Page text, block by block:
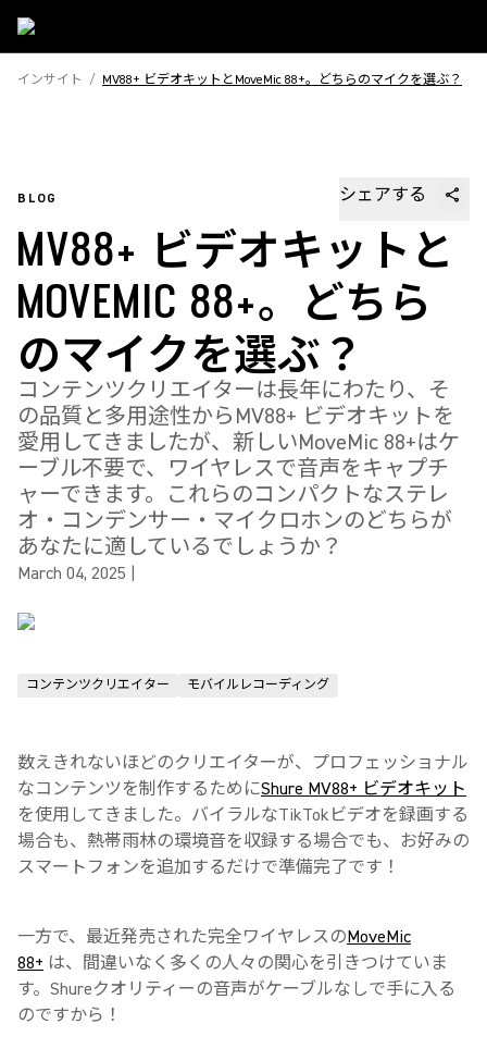
インサイト / MV88+ ビデオキットとMoveMic 88+。どちらのマイクを選ぶ？
BLOG シェアする
MV88+ ビデオキットと
MOVEMIC 88+。どちら
のマイクを選ぶ？
コンテンツクリエイターは長年にわたり、そ
の品質と多用途性からMV88+ ビデオキットを
愛用してきましたが、新しいMoveMic 88+はケ
ーブル不要で、ワイヤレスで音声をキャプチ
ャーできます。これらのコンパクトなステレ
オ・コンデンサー・マイクロホンのどちらが
あなたに適しているでしょうか？
March 04, 2025
コンテンツクリエイター モバイルレコーディング
数えきれないほどのクリエイターが、プロフェッショナル
なコンテンツを制作するためにShure MV88+ ビデオキット
を使用してきました。バイラルなTikTokビデオを録画する
場合も、熱帯雨林の環境音を収録する場合でも、お好みの
スマートフォンを追加するだけで準備完了です！
一方で、最近発売された完全ワイヤレスのMoveMic
88+ は、間違いなく多くの人々の関心を引きつけていま
す。Shureクオリティーの音声がケーブルなしで手に入る
のですから！